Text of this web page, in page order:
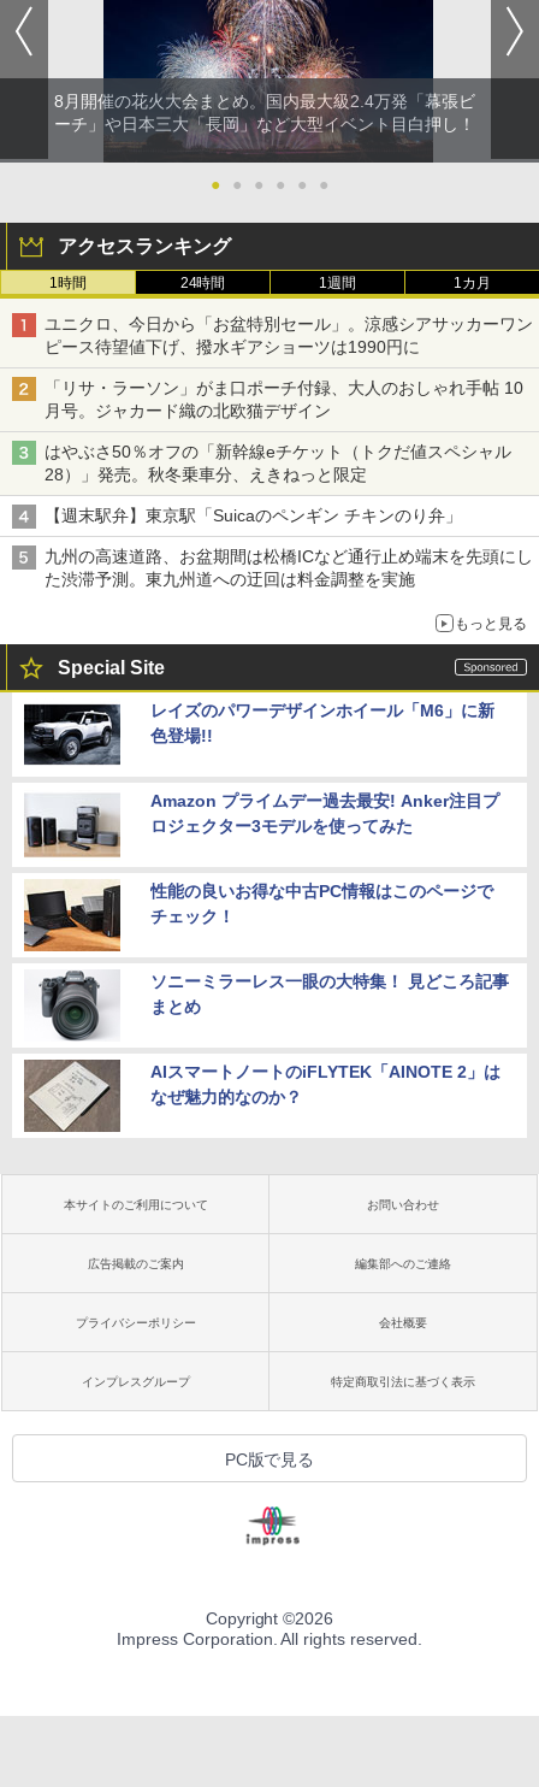
8月開催の花火大会まとめ。国内最大級2.4万発「幕張ビ
ーチ」や日本三大「長岡」など大型イベント目白押し！
● ● ● ● ● ●
アクセスランキング
1時間 24時間 1週間 1カ月
ユニクロ、今日から「お盆特別セール」。涼感シアサッカーワン
ピース待望値下げ、撥水ギアショーツは1990円に
「リサ・ラーソン」がま口ポーチ付録、大人のおしゃれ手帖 10
月号。ジャカード織の北欧猫デザイン
はやぶさ50％オフの「新幹線eチケット（トクだ値スペシャル
28）」発売。秋冬乗車分、えきねっと限定
【週末駅弁】東京駅「Suicaのペンギン チキンのり弁」
九州の高速道路、お盆期間は松橋ICなど通行止め端末を先頭にし
た渋滞予測。東九州道への迂回は料金調整を実施
もっと見る
Special Site
レイズのパワーデザインホイール「M6」に新
色登場!!
Amazon プライムデー過去最安! Anker注目プ
ロジェクター3モデルを使ってみた
性能の良いお得な中古PC情報はこのページで
チェック！
ソニーミラーレス一眼の大特集！ 見どころ記事
まとめ
AIスマートノートのiFLYTEK「AINOTE 2」は
なぜ魅力的なのか？
本サイトのご利用について お問い合わせ
広告掲載のご案内 編集部へのご連絡
プライバシーポリシー 会社概要
インプレスグループ 特定商取引法に基づく表示
PC版で見る
Copyright ©2026
Impress Corporation. All rights reserved.